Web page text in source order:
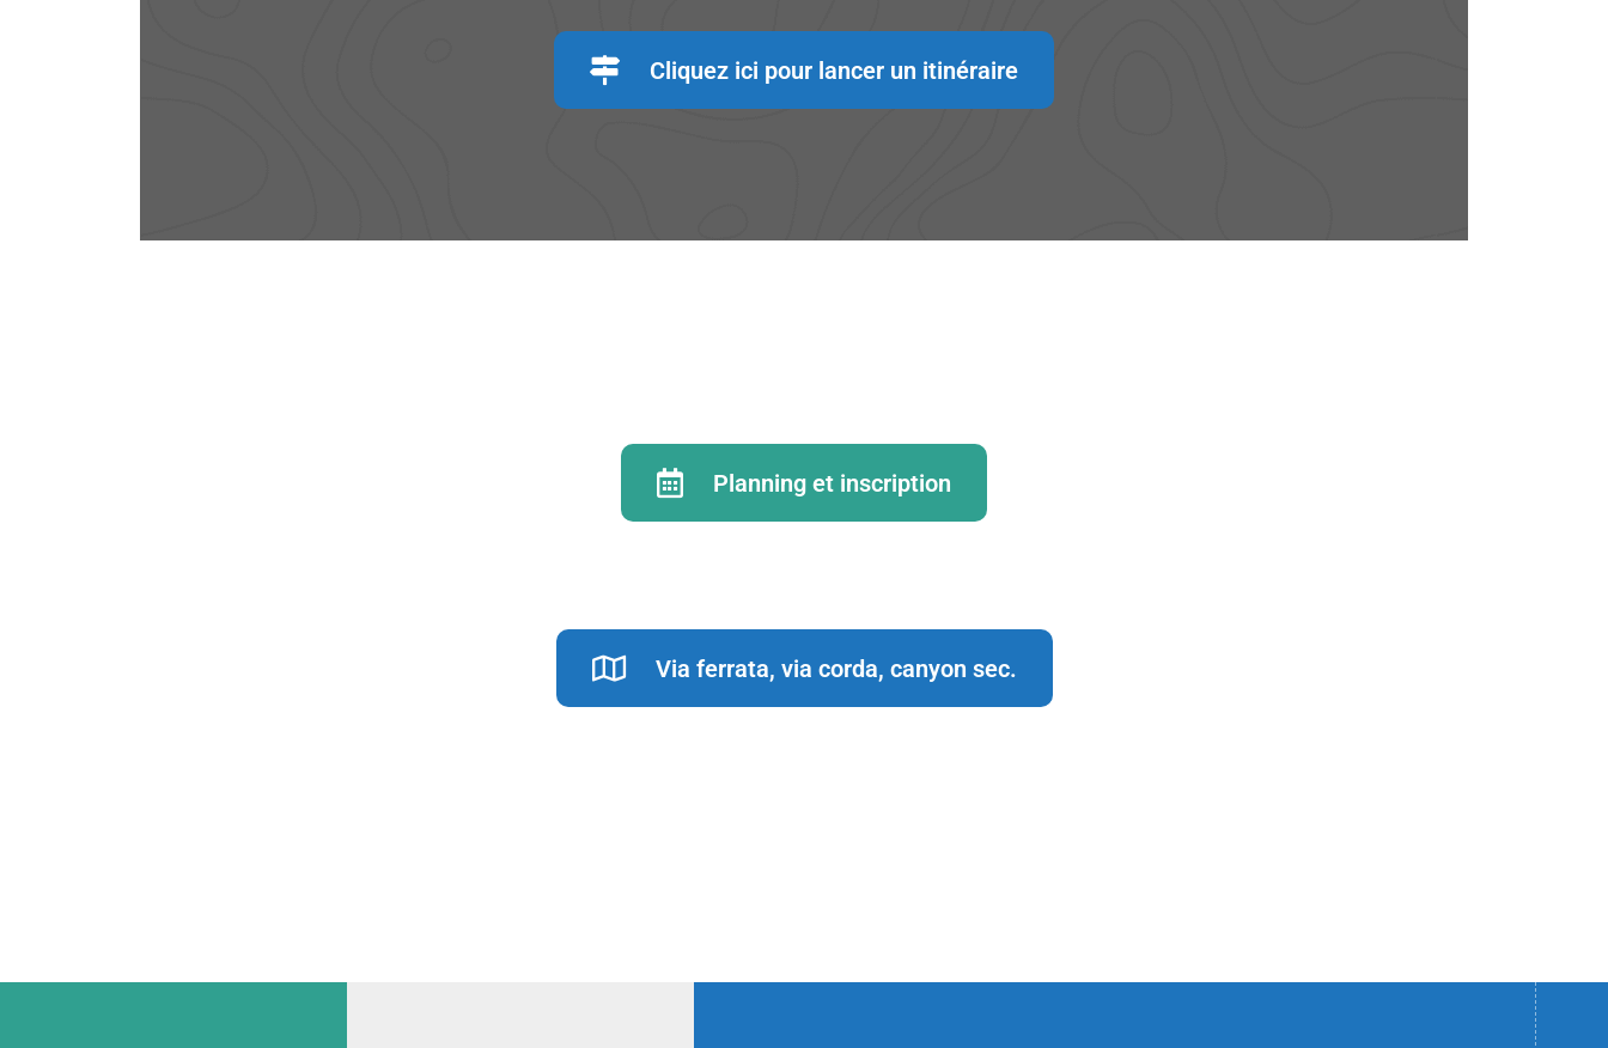
Cliquez ici pour lancer un itinéraire
Planning et inscription
Via ferrata, via corda, canyon sec.